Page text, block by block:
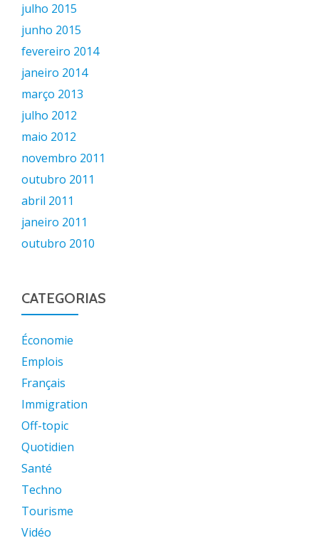
julho 2015
junho 2015
fevereiro 2014
janeiro 2014
março 2013
julho 2012
maio 2012
novembro 2011
outubro 2011
abril 2011
janeiro 2011
outubro 2010
CATEGORIAS
Économie
Emplois
Français
Immigration
Off-topic
Quotidien
Santé
Techno
Tourisme
Vidéo